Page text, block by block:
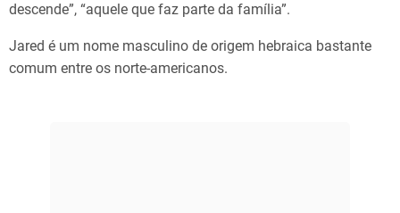
descende”, “aquele que faz parte da família”.
Jared é um nome masculino de origem hebraica bastante
comum entre os norte-americanos.